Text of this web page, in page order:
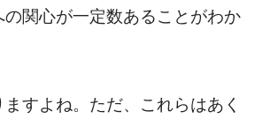
の関心が一定数あることがわか
すよね。ただ、これらはあく